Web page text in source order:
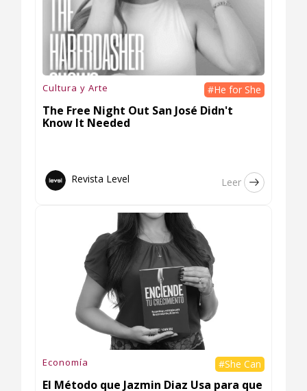
Cultura y Arte #He for She
The Free Night Out San José Didn't
Know It Needed
Revista Level Leer
Economía #She Can
El Método que Jazmin Diaz Usa para que